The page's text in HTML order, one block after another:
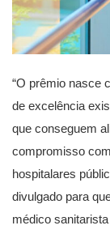
“O prêmio nasce
de excelência
que conseguem
compromisso
hospitalares
divulgado para
médico